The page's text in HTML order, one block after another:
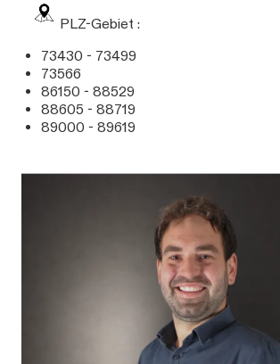
PLZ-Gebiet :
73430 - 73499
73566
86150 - 88529
88605 - 88719
89000 - 89619